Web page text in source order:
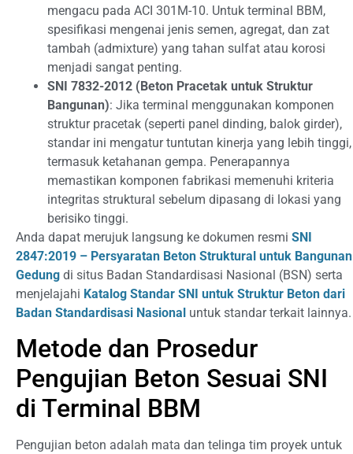
mengacu pada ACI 301M-10. Untuk terminal BBM,
spesifikasi mengenai jenis semen, agregat, dan zat
tambah (admixture) yang tahan sulfat atau korosi
menjadi sangat penting.
SNI 7832-2012 (Beton Pracetak untuk Struktur
Bangunan): Jika terminal menggunakan komponen
struktur pracetak (seperti panel dinding, balok girder),
standar ini mengatur tuntutan kinerja yang lebih tinggi,
termasuk ketahanan gempa. Penerapannya
memastikan komponen fabrikasi memenuhi kriteria
integritas struktural sebelum dipasang di lokasi yang
berisiko tinggi.
Anda dapat merujuk langsung ke dokumen resmi SNI
2847:2019 – Persyaratan Beton Struktural untuk Bangunan
Gedung di situs Badan Standardisasi Nasional (BSN) serta
menjelajahi Katalog Standar SNI untuk Struktur Beton dari
Badan Standardisasi Nasional untuk standar terkait lainnya.
Metode dan Prosedur
Pengujian Beton Sesuai SNI
di Terminal BBM
Pengujian beton adalah mata dan telinga tim proyek untuk